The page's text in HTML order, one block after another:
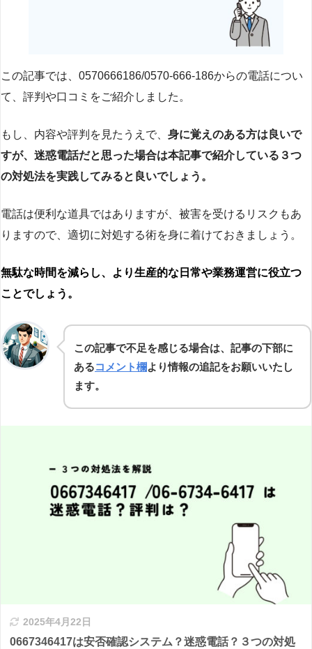
この記事では、0570666186/0570-666-186からの電話につい
て、評判や口コミをご紹介しました。
もし、内容や評判を見たうえで、 身に覚えのある方は良いで
すが、迷惑電話だと思った場合は本記事で紹介している３つ
の対処法を実践してみると良いでしょう。
電話は便利な道具ではありますが、被害を受けるリスクもあ
りますので、適切に対処する術を身に着けておきましょう。
無駄な時間を減らし、より生産的な日常や業務運営に役立つ
ことでしょう。
この記事で不足を感じる場合は、記事の下部に
あるコメント欄より情報の追記をお願いいたし
ます。
2025年4月22日
0667346417は安否確認システム？迷惑電話？３つの対処